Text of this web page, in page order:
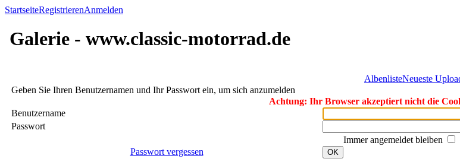
StartseiteRegistrierenAnmelden
Galerie - www.classic-motorrad.de
AlbenlisteNeueste
Geben Sie Ihren Benutzernamen und Ihr Passwort ein, um sich anzumelden
Achtung: Ihr Browser akzeptiert nicht die
Benutzername
Passwort
Immer angemeldet bleiben
Passwort vergessen
OK